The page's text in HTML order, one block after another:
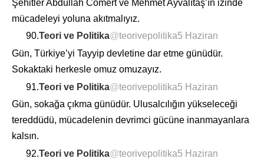
Şehitler Abdullah Cömert ve Mehmet Ayvalıtaş’ın izinde
mücadeleyi yoluna akıtmalıyız.
90.Teori ve Politika@teorivepolitika5 Haziran
Gün, Türkiye’yi Tayyip devletine dar etme günüdür.
Sokaktaki herkesle omuz omuzayız.
91.Teori ve Politika@teorivepolitika5 Haziran
Gün, sokağa çıkma günüdür. Ulusalcılığın yükseleceği
tereddüdü, mücadelenin devrimci gücüne inanmayanlara
kalsın.
92.Teori ve Politika@teorivepolitika5 Haziran